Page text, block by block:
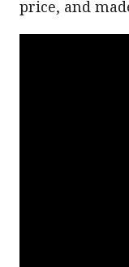
price, and